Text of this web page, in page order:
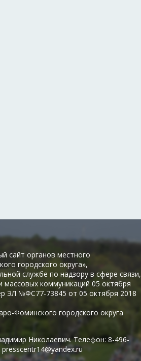
сайт органов местного
городского округа»,
службе по надзору в сфере связи,
коммуникаций 05 октября
ЭЛ №ФС77-73845 от 05 октября 2018
Фоминского городского округа
Николаевич. Телефон: 8-496-